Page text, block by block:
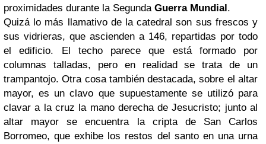
proximidades durante la Segunda Guerra Mundial.
Quizá lo más llamativo de la catedral son sus frescos y
sus vidrieras, que ascienden a 146, repartidas por todo
el edificio. El techo parece que está formado por
columnas talladas, pero en realidad se trata de un
trampantojo. Otra cosa también destacada, sobre el altar
mayor, es un clavo que supuestamente se utilizó para
clavar a la cruz la mano derecha de Jesucristo; junto al
altar mayor se encuentra la cripta de San Carlos
Borromeo, que exhibe los restos del santo en una urna